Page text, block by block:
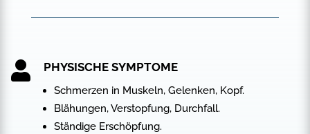
 PHYSISCHE SYMPTOME
Schmerzen in Muskeln, Gelenken, Kopf.
Blähungen, Verstopfung, Durchfall.
Ständige Erschöpfung.